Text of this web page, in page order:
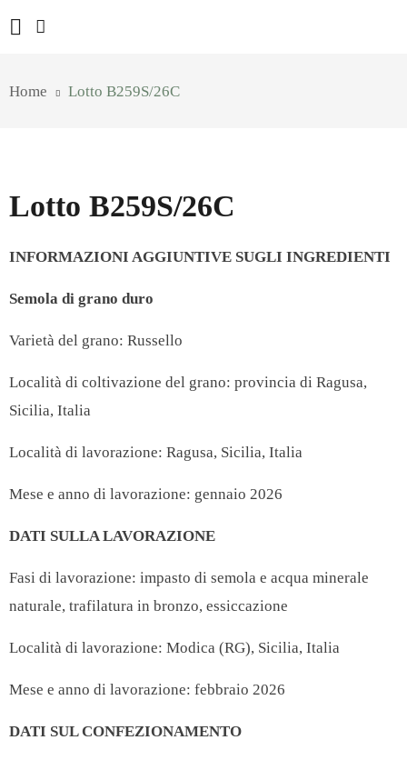
Home Lotto B259S/26C
Lotto B259S/26C
INFORMAZIONI AGGIUNTIVE SUGLI INGREDIENTI
Semola di grano duro
Varietà del grano: Russello
Località di coltivazione del grano: provincia di Ragusa,
Sicilia, Italia
Località di lavorazione: Ragusa, Sicilia, Italia
Mese e anno di lavorazione: gennaio 2026
DATI SULLA LAVORAZIONE
Fasi di lavorazione: impasto di semola e acqua minerale
naturale, trafilatura in bronzo, essiccazione
Località di lavorazione: Modica (RG), Sicilia, Italia
Mese e anno di lavorazione: febbraio 2026
DATI SUL CONFEZIONAMENTO